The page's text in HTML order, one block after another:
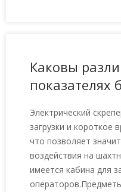
Каковы
показателях
скреперами
скребковыми
Электрический
загрузки и короткое
что позволяет
воздействия на
имеется кабина для